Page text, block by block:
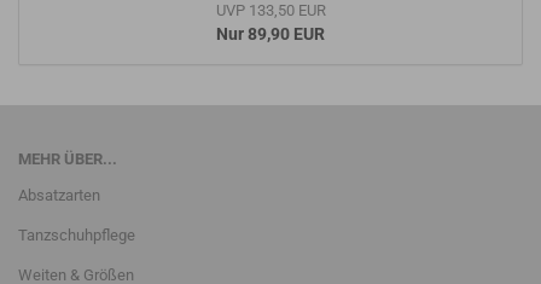
UVP 133,50 EUR
Nur 89,90 EUR
MEHR ÜBER...
Absatzarten
Tanzschuhpflege
Weiten & Größen